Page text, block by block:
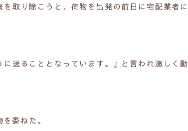
取り除こうと、荷物を出発の前日に宅配業者に
送ることとなっています。』と言われ激しく動
委ねた。